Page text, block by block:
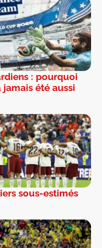
: pourquoi
jamais été aussi
sous-estimés